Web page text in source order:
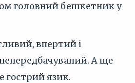
головний бешкетник у
впертий і
А ще
гострий язик.